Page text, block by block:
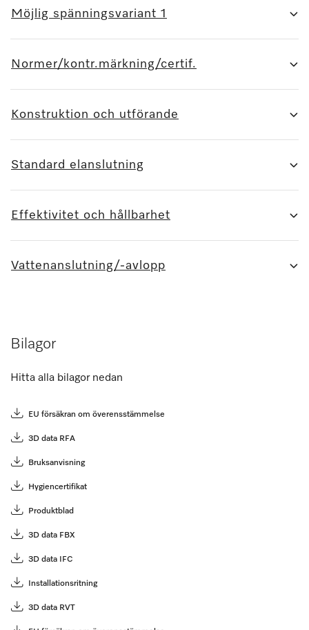
Möjlig spänningsvariant 1
Normer/kontr.märkning/certif.
Konstruktion och utförande
Standard elanslutning
Effektivitet och hållbarhet
Vattenanslutning/-avlopp
Bilagor
Hitta alla bilagor nedan
EU försäkran om överensstämmelse
3D data RFA
Bruksanvisning
Hygiencertifikat
Produktblad
3D data FBX
3D data IFC
Installationsritning
3D data RVT